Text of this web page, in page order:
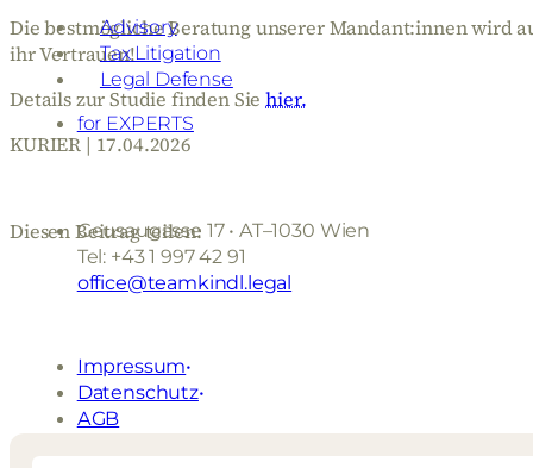
Geusaugasse 17 • AT–1030 Wien
Tel: +43 1 997 42 91
office@teamkindl.legal
Impressum
Datenschutz
AGB
Advisory
Tax Litigation
Legal Defense
for EXPERTS
Die bestmögliche Beratung unserer Mandant:innen wird
ihr Vertrauen!
Details zur Studie finden Siehier.
KURIER | 17.04.2026
Diesen Beitrag teilen: